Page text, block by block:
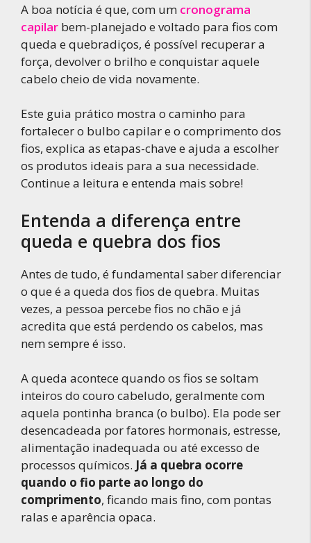
A boa notícia é que, com um cronograma
capilar bem-planejado e voltado para fios com
queda e quebradiços, é possível recuperar a
força, devolver o brilho e conquistar aquele
cabelo cheio de vida novamente.
Este guia prático mostra o caminho para
fortalecer o bulbo capilar e o comprimento dos
fios, explica as etapas-chave e ajuda a escolher
os produtos ideais para a sua necessidade.
Continue a leitura e entenda mais sobre!
Entenda a diferença entre
queda e quebra dos fios
Antes de tudo, é fundamental saber diferenciar
o que é a queda dos fios de quebra. Muitas
vezes, a pessoa percebe fios no chão e já
acredita que está perdendo os cabelos, mas
nem sempre é isso.
A queda acontece quando os fios se soltam
inteiros do couro cabeludo, geralmente com
aquela pontinha branca (o bulbo). Ela pode ser
desencadeada por fatores hormonais, estresse,
alimentação inadequada ou até excesso de
processos químicos. Já a quebra ocorre
quando o fio parte ao longo do
comprimento, ficando mais fino, com pontas
ralas e aparência opaca.